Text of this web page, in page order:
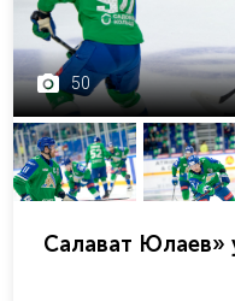
50
Салават Юлаев»